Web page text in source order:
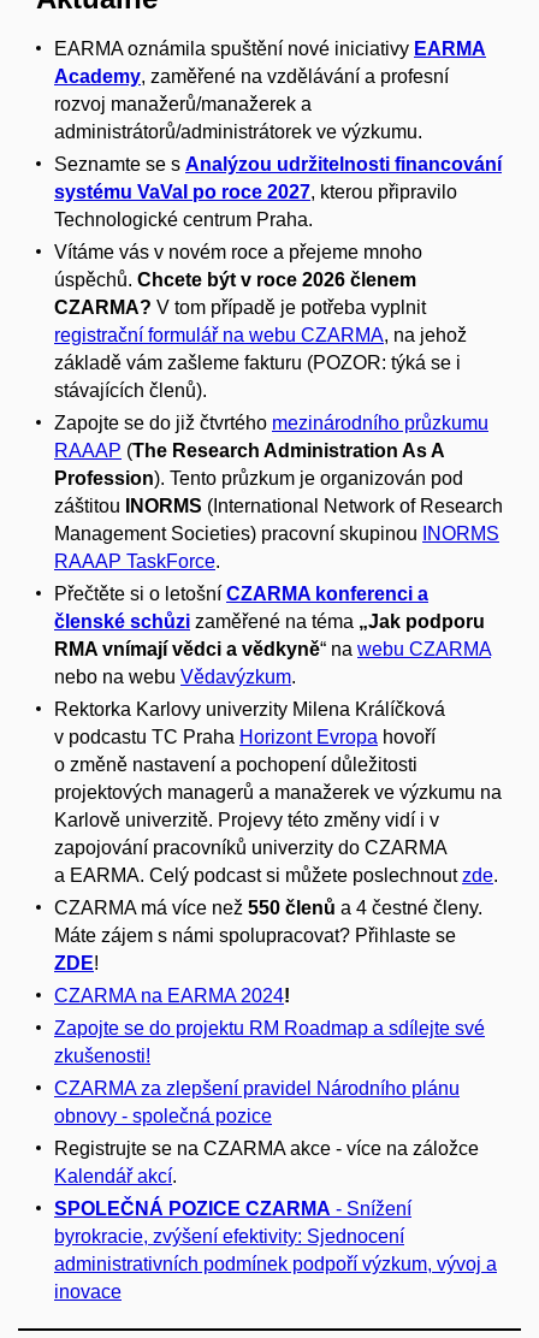
EARMA oznámila spuštění nové iniciativy EARMA
Academy, zaměřené na vzdělávání a profesní
rozvoj manažerů/manažerek a
administrátorů/administrátorek ve výzkumu.
Seznamte se s Analýzou udržitelnosti financování
systému VaVaI po roce 2027, kterou připravilo
Technologické centrum Praha.
Vítáme vás v novém roce a přejeme mnoho
úspěchů. Chcete být v roce 2026 členem
CZARMA? V tom případě je potřeba vyplnit
registrační formulář na webu CZARMA, na jehož
základě vám zašleme fakturu (POZOR: týká se i
stávajících členů).
Zapojte se do již čtvrtého mezinárodního průzkumu
RAAAP (The Research Administration As A
Profession). Tento průzkum je organizován pod
záštitou
INORMS (International Network of Research
Management Societies) pracovní skupinou
INORMS
RAAAP TaskForce.
Přečtěte si o letošní CZARMA konferenci a
členské schůzi zaměřené na téma „Jak podporu
RMA vnímají vědci a vědkyně“ na webu CZARMA
nebo na webu Vědavýzkum.
Rektorka Karlovy univerzity Milena Králíčková
v podcastu TC Praha Horizont Evropa hovoří
o změně nastavení a pochopení důležitosti
projektových managerů a manažerek ve výzkumu na
Karlově univerzitě. Projevy této změny vidí i v
zapojování pracovníků univerzity do CZARMA
a EARMA. Celý podcast si můžete poslechnoutzde.
CZARMA má více než 550 členů a 4 čestné členy.
Máte zájem s námi spolupracovat? Přihlaste se
ZDE!
CZARMA na EARMA 2024!
Zapojte se do projektu RM Roadmap a sdílejte své
zkušenosti!
CZARMA za zlepšení pravidel Národního plánu
obnovy - společná pozice
Registrujte se na CZARMA akce - více na záložce
Kalendář akcí.
SPOLEČNÁ POZICE CZARMA - Snížení
byrokracie, zvýšení efektivity: Sjednocení
administrativních podmínek podpoří výzkum, vývoj a
inovace